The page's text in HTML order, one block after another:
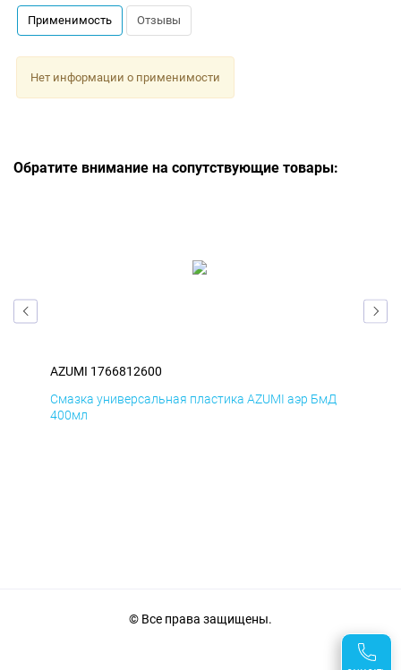
Применимость Отзывы
Нет информации о применимости
Обратите внимание на сопутствующие товары:
AZUMI 1766812600
Смазка универсальная пластика AZUMI аэр БмД
400мл
© Все права защищены.